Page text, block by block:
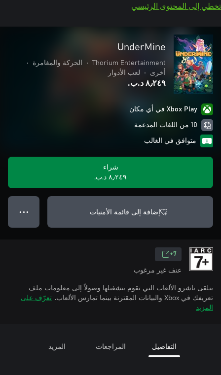
تخطي إلى المحتوى الرئيسي
UnderMine
Thorium Entertainment
• الحركة والمغامرة
•
أخرى
• لعب الأدوار
٨٫٢٤٩ د.ب.‏
Xbox Play في أي مكان
10 من اللغات المدعمة
متوافق في الغالب
شراء
٨٫٢٤٩ د.ب.‏
إضافة إلى قائمة الأمنيات ● ● ●
7+
عنف غير مرغوب
يتلقى ناشرو الألعاب التي تقوم بتشغيلها وصولاً إلى معلومات ملف
تعريفك في Xbox والبيانات المقترنة بينما تمارس الألعاب.
تعرّف على
المزيد
التفاصيل المراجعات المزيد